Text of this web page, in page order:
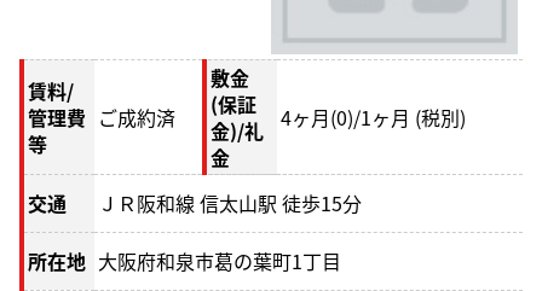
賃料/
管理費
等
ご成約済
敷金
(保証
金)/礼
金
4ヶ月(0)/1ヶ月 (税別)
交通
ＪＲ阪和線 信太山駅 徒歩15分
所在地 大阪府和泉市葛の葉町1丁目